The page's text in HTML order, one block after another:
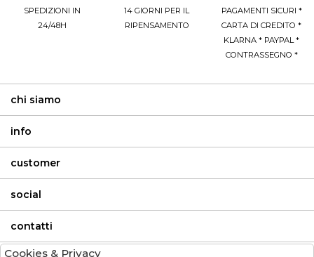
SPEDIZIONI IN
24/48H
14 GIORNI PER IL
RIPENSAMENTO
PAGAMENTI SICURI *
CARTA DI CREDITO *
KLARNA * PAYPAL *
CONTRASSEGNO *
chi siamo
info
customer
social
contatti
Cookies & Privacy